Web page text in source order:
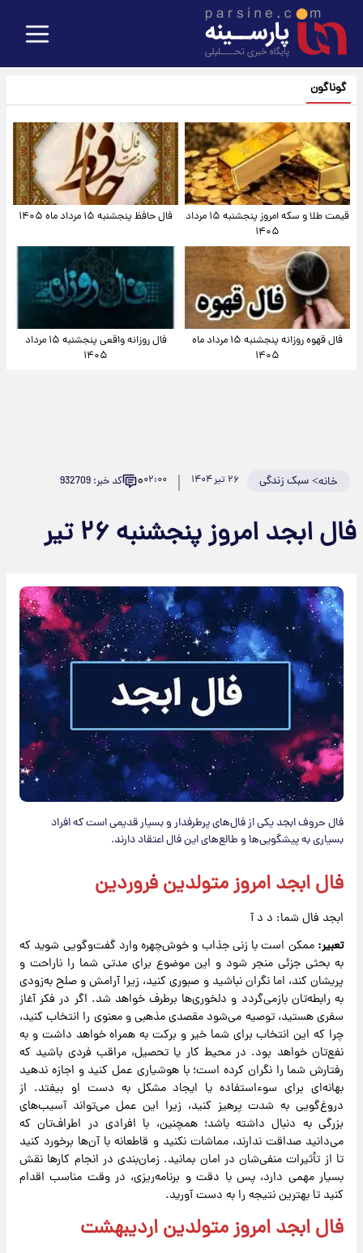
گوناگون
قیمت طلا و سکه امروز پنجشنبه ۱۵ مرداد
۱۴۰۵
فال حافظ پنجشنبه ۱۵ مرداد ماه ۱۴۰۵
فال قهوه روزانه پنجشنبه ۱۵ مرداد ماه
۱۴۰۵
فال روزانه واقعی پنجشنبه ۱۵ مرداد
۱۴۰۵
خانه>سبک زندگی ۲۶ تیر ۱۴۰۴ ۰۲:۰۰۰ کد خبر: 932709
فال ابجد امروز پنجشنبه ۲۶ تیر
فال حروف ابجد یکی از فال‌های پرطرفدار و بسیار قدیمی است که افراد
بسیاری به پیشگویی‌ها و طالع‌های این فال اعتقاد دارند.
فال ابجد امروز متولدین فروردین
ابجد فال شما: د د آ
تعبیر:ممکن است با زنی جذاب و خوش‌چهره وارد گفت‌وگویی شوید که
به بحثی جزئی منجر شود و این موضوع برای مدتی شما را ناراحت و
پریشان کند، اما نگران نباشید و صبوری کنید، زیرا آرامش و صلح به‌زودی
به رابطه‌تان بازمی‌گردد و دلخوری‌ها برطرف خواهد شد. اگر در فکر آغاز
سفری هستید، توصیه می‌شود مقصدی مذهبی و معنوی را انتخاب کنید،
چرا که این انتخاب برای شما خیر و برکت به همراه خواهد داشت و به
نفع‌تان خواهد بود. در محیط کار یا تحصیل، مراقب فردی باشید که
رفتارش شما را نگران کرده است؛ با هوشیاری عمل کنید و اجازه ندهید
بهانه‌ای برای سوءاستفاده یا ایجاد مشکل به دست او بیفتد. از
دروغ‌گویی به شدت پرهیز کنید، زیرا این عمل می‌تواند آسیب‌های
بزرگی به دنبال داشته باشد؛ همچنین، با افرادی در اطراف‌تان که
می‌دانید صداقت ندارند، مماشات نکنید و قاطعانه با آن‌ها برخورد کنید
تا از تأثیرات منفی‌شان در امان بمانید. زمان‌بندی در انجام کارها نقش
بسیار مهمی دارد، پس با دقت و برنامه‌ریزی، در وقت مناسب اقدام
کنید تا بهترین نتیجه را به دست آورید.
فال ابجد امروز متولدین اردیبهشت